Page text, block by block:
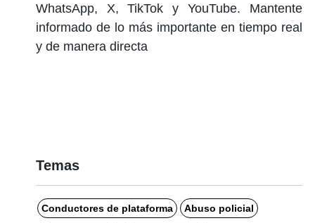
WhatsApp, X, TikTok y YouTube. Mantente
informado de lo más importante en tiempo real
y de manera directa
Temas
Conductores de plataforma Abuso policial